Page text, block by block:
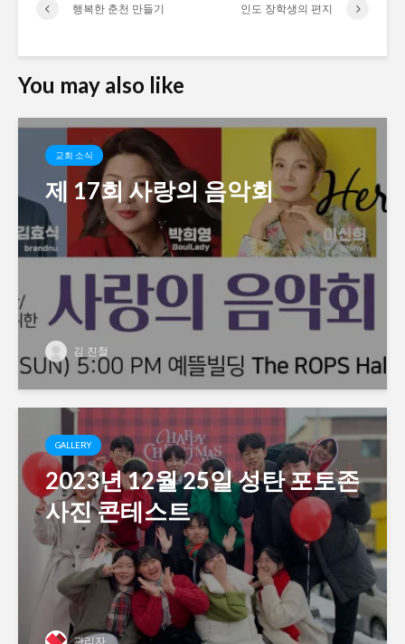
행복한 춘천 만들기 인도 장학생의 편지
You may also like
교회 소식
제 17회 사랑의 음악회
김 진철
GALLERY
2023년 12월 25일 성탄 포토존
사진 콘테스트
관리자